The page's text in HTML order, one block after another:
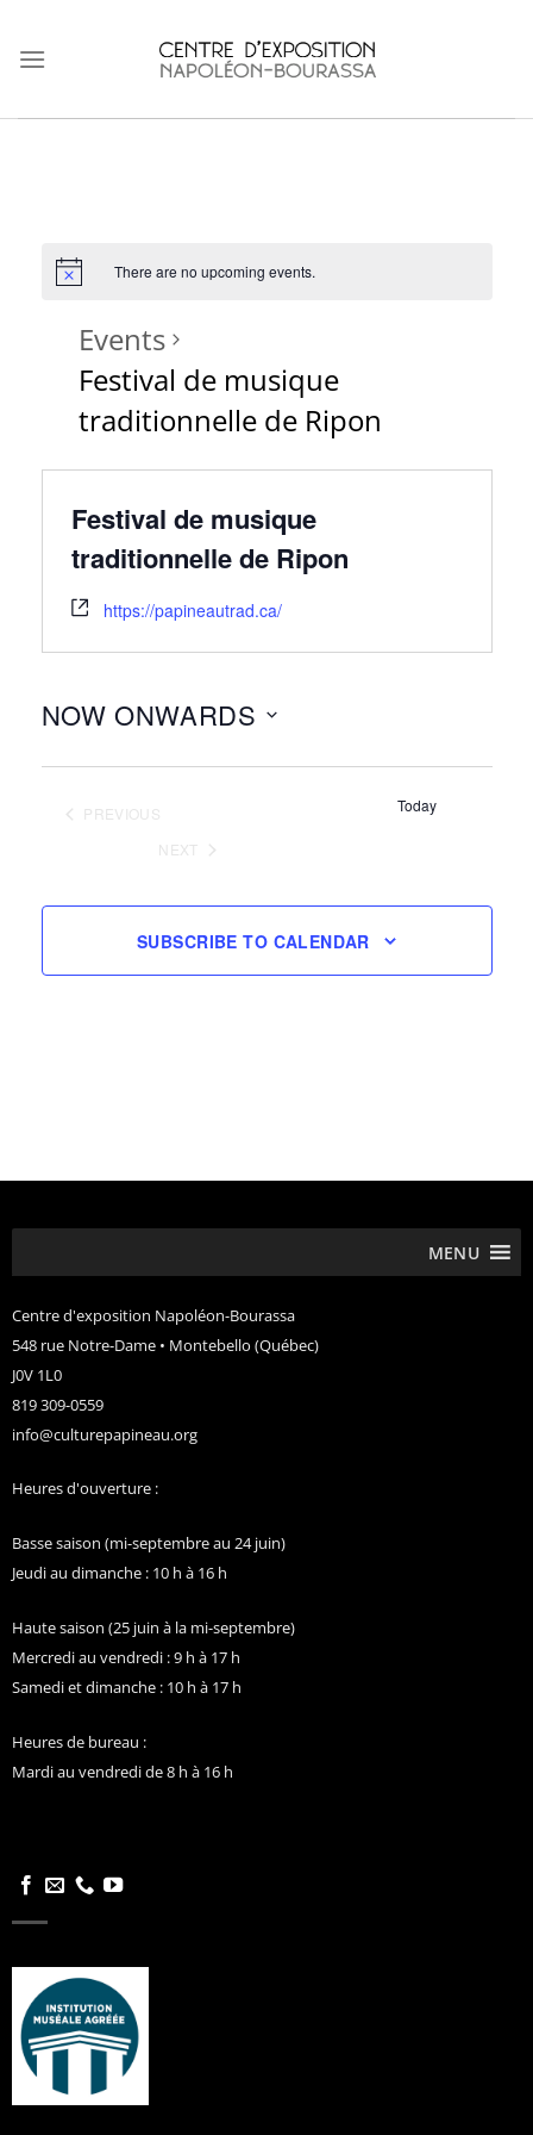
content
There are no upcoming events.
Events
Festival de musique
traditionnelle de Ripon
Festival de musique
traditionnelle de Ripon
https://papineautrad.ca/
NOW ONWARDS
PREVIOUS
Today
NEXT
SUBSCRIBE TO CALENDAR
MENU
Centre d'exposition Napoléon-Bourassa
548 rue Notre-Dame • Montebello (Québec)
J0V 1L0
819 309-0559
info@culturepapineau.org
Heures d'ouverture :
Basse saison (mi-septembre au 24 juin)
Jeudi au dimanche : 10 h à 16 h
Haute saison (25 juin à la mi-septembre)
Mercredi au vendredi : 9 h à 17 h
Samedi et dimanche : 10 h à 17 h
Heures de bureau :
Mardi au vendredi de 8 h à 16 h